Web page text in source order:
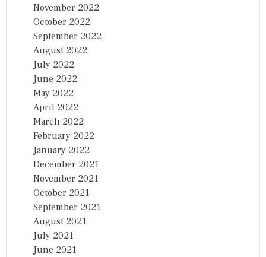
November 2022
October 2022
September 2022
August 2022
July 2022
June 2022
May 2022
April 2022
March 2022
February 2022
January 2022
December 2021
November 2021
October 2021
September 2021
August 2021
July 2021
June 2021